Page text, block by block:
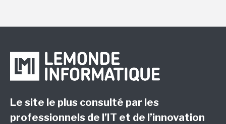
Le site le plus consulté par les
professionnels de l’IT et de l’innovation